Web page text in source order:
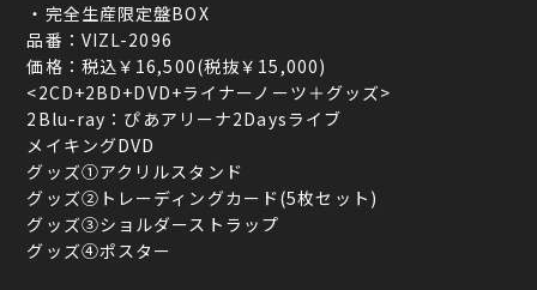
・完全生産限定盤BOX
品番：VIZL-2096
価格：税込￥16,500(税抜￥15,000)
<2CD+2BD+DVD+ライナーノーツ＋グッズ>
2Blu-ray：ぴあアリーナ2Daysライブ
メイキングDVD
グッズ①アクリルスタンド
グッズ②トレーディングカード(5枚セット)
グッズ③ショルダーストラップ
グッズ④ポスター